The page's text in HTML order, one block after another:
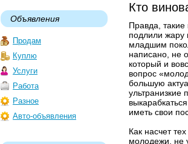
Объявления
Продам
Куплю
Услуги
Работа
Разное
Авто-объявления
Кто
Правда,
подлили жару
младшим
написано, не
который и
вопрос
большую
ультранизкие
иметь свои
Как насчет
молодежи, не